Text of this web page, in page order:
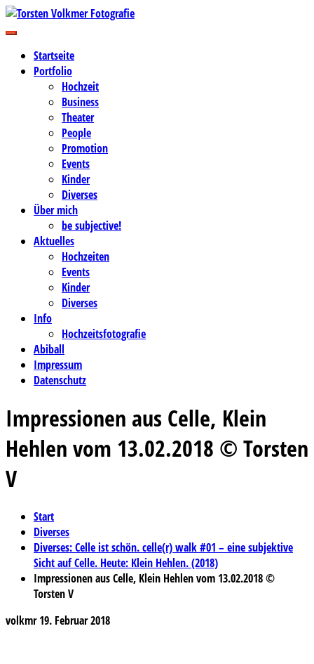
Zum
Inhalt
Torsten Volkmer Fotografie
Business-, Portrait- und Hochzeitsfotografie
Startseite
Portfolio
Hochzeit
Business
Theater
People
Promotion
Events
Kinder
Diverses
Über mich
be subjective!
Aktuelles
Hochzeiten
Events
Kinder
Diverses
Info
Hochzeitsfotografie
Abiball
Impressum
Datenschutz
Impressionen aus Celle, Klein
Hehlen vom 13.02.2018 © Torsten
V
Start
Diverses
Diverses: Celle ist schön. celle(r) walk #01 – eine subjektive
Sicht auf Celle. Heute: Klein Hehlen. (2018)
Impressionen aus Celle, Klein Hehlen vom 13.02.2018 ©
Torsten V
volkmr 19. Februar 2018